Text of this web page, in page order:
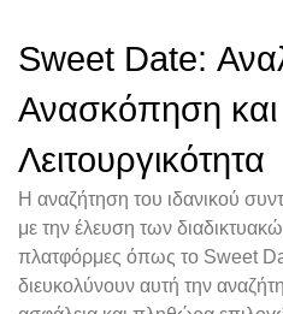
Sweet Date:
Ανασκόπηση και
Λειτουργικότητα
Η αναζήτηση του ιδανικού
με την έλευση των
πλατφόρμες όπως το Sweet
διευκολύνουν αυτή την